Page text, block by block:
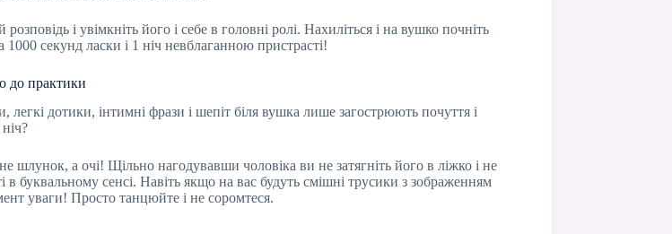
і увімкніть його і себе в головні ролі. Нахиліться і на вушко почніть
секунд ласки і 1 ніч невблаганною пристрасті!
до практики
дотики, інтимні фрази і шепіт біля вушка лише загострюють почуття і
а очі! Щільно нагодувавши чоловіка ви не затягніть його в ліжко і не
буквальному сенсі. Навіть якщо на вас будуть смішні трусики з зображенням
уваги! Просто танцюйте і не соромтеся.